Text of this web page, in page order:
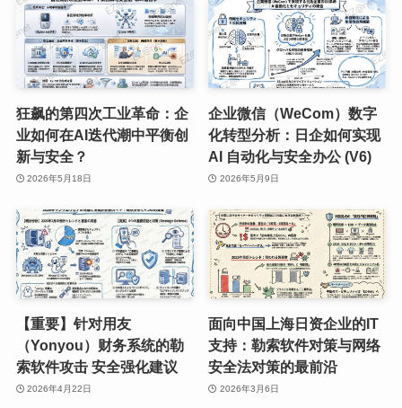
狂飙的第四次工业革命：企
业如何在AI迭代潮中平衡创
新与安全？
2026年5月18日
企业微信（WeCom）数字
化转型分析：日企如何实现
AI 自动化与安全办公 (V6)
2026年5月9日
【重要】针对用友
（Yonyou）财务系统的勒
索软件攻击 安全强化建议
2026年4月22日
面向中国上海日资企业的IT
支持：勒索软件对策与网络
安全法对策的最前沿
2026年3月6日